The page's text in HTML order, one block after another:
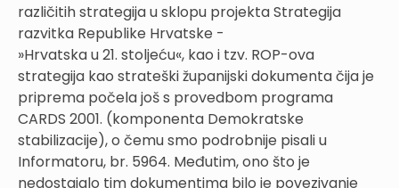
različitih strategija u sklopu projekta Strategija
razvitka Republike Hrvatske -
»Hrvatska u 21. stoljeću«, kao i tzv. ROP-ova
strategija kao strateški županijski dokumenta čija je
priprema počela još s provedbom programa
CARDS 2001. (komponenta Demokratske
stabilizacije), o čemu smo podrobnije pisali u
Informatoru, br. 5964. Međutim, ono što je
nedostajalo tim dokumentima bilo je povezivanje